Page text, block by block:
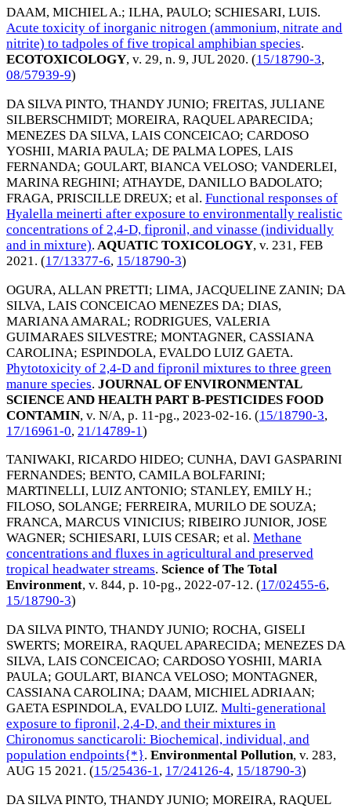
DAAM, MICHIEL A.; ILHA, PAULO; SCHIESARI, LUIS.
Acute toxicity of inorganic nitrogen (ammonium, nitrate and
nitrite) to tadpoles of five tropical amphibian species.
ECOTOXICOLOGY, v. 29, n. 9, JUL 2020. (15/18790-3,
08/57939-9)
DA SILVA PINTO, THANDY JUNIO; FREITAS, JULIANE
SILBERSCHMIDT; MOREIRA, RAQUEL APARECIDA;
MENEZES DA SILVA, LAIS CONCEICAO; CARDOSO
YOSHII, MARIA PAULA; DE PALMA LOPES, LAIS
FERNANDA; GOULART, BIANCA VELOSO; VANDERLEI,
MARINA REGHINI; ATHAYDE, DANILLO BADOLATO;
FRAGA, PRISCILLE DREUX; et al. Functional responses of
Hyalella meinerti after exposure to environmentally realistic
concentrations of 2,4-D, fipronil, and vinasse (individually
and in mixture). AQUATIC TOXICOLOGY, v. 231, FEB
2021. (17/13377-6, 15/18790-3)
OGURA, ALLAN PRETTI; LIMA, JACQUELINE ZANIN; DA
SILVA, LAIS CONCEICAO MENEZES DA; DIAS,
MARIANA AMARAL; RODRIGUES, VALERIA
GUIMARAES SILVESTRE; MONTAGNER, CASSIANA
CAROLINA; ESPINDOLA, EVALDO LUIZ GAETA.
Phytotoxicity of 2,4-D and fipronil mixtures to three green
manure species. JOURNAL OF ENVIRONMENTAL
SCIENCE AND HEALTH PART B-PESTICIDES FOOD
CONTAMIN, v. N/A, p. 11-pg., 2023-02-16. (15/18790-3,
17/16961-0, 21/14789-1)
TANIWAKI, RICARDO HIDEO; CUNHA, DAVI GASPARINI
FERNANDES; BENTO, CAMILA BOLFARINI;
MARTINELLI, LUIZ ANTONIO; STANLEY, EMILY H.;
FILOSO, SOLANGE; FERREIRA, MURILO DE SOUZA;
FRANCA, MARCUS VINICIUS; RIBEIRO JUNIOR, JOSE
WAGNER; SCHIESARI, LUIS CESAR; et al. Methane
concentrations and fluxes in agricultural and preserved
tropical headwater streams. Science of The Total
Environment, v. 844, p. 10-pg., 2022-07-12. (17/02455-6,
15/18790-3)
DA SILVA PINTO, THANDY JUNIO; ROCHA, GISELI
SWERTS; MOREIRA, RAQUEL APARECIDA; MENEZES DA
SILVA, LAIS CONCEICAO; CARDOSO YOSHII, MARIA
PAULA; GOULART, BIANCA VELOSO; MONTAGNER,
CASSIANA CAROLINA; DAAM, MICHIEL ADRIAAN;
GAETA ESPINDOLA, EVALDO LUIZ. Multi-generational
exposure to fipronil, 2,4-D, and their mixtures in
Chironomus sancticaroli: Biochemical, individual, and
population endpoints{*}. Environmental Pollution, v. 283,
AUG 15 2021. (15/25436-1, 17/24126-4, 15/18790-3)
DA SILVA PINTO, THANDY JUNIO; MOREIRA, RAQUEL